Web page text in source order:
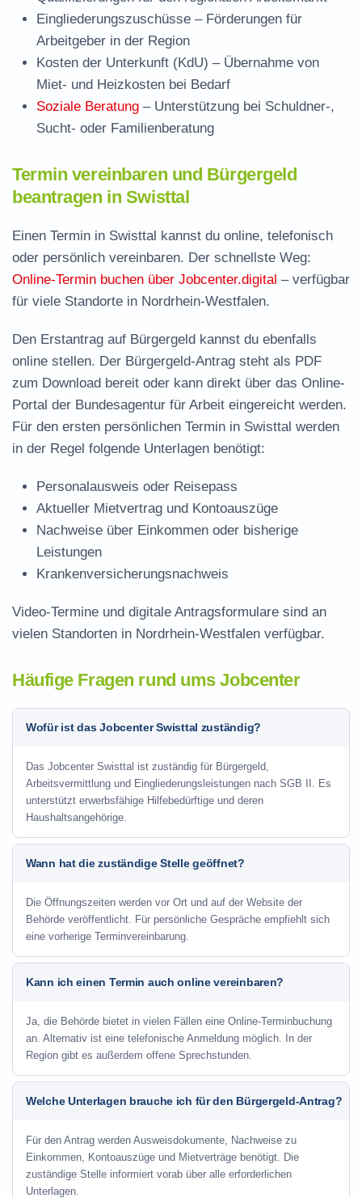
Eingliederungszuschüsse – Förderungen für
Arbeitgeber in der Region
Kosten der Unterkunft (KdU) – Übernahme von
Miet- und Heizkosten bei Bedarf
Soziale Beratung – Unterstützung bei Schuldner-,
Sucht- oder Familienberatung
Termin vereinbaren und Bürgergeld
beantragen in Swisttal
Einen Termin in Swisttal kannst du online, telefonisch
oder persönlich vereinbaren. Der schnellste Weg:
Online-Termin buchen über Jobcenter.digital – verfügbar
für viele Standorte in Nordrhein-Westfalen.
Den Erstantrag auf Bürgergeld kannst du ebenfalls
online stellen. Der Bürgergeld-Antrag steht als PDF
zum Download bereit oder kann direkt über das Online-
Portal der Bundesagentur für Arbeit eingereicht werden.
Für den ersten persönlichen Termin in Swisttal werden
in der Regel folgende Unterlagen benötigt:
Personalausweis oder Reisepass
Aktueller Mietvertrag und Kontoauszüge
Nachweise über Einkommen oder bisherige
Leistungen
Krankenversicherungsnachweis
Video-Termine und digitale Antragsformulare sind an
vielen Standorten in Nordrhein-Westfalen verfügbar.
Häufige Fragen rund ums Jobcenter
Wofür ist das Jobcenter Swisttal zuständig?
Das Jobcenter Swisttal ist zuständig für Bürgergeld,
Arbeitsvermittlung und Eingliederungsleistungen nach SGB II. Es
unterstützt erwerbsfähige Hilfebedürftige und deren
Haushaltsangehörige.
Wann hat die zuständige Stelle geöffnet?
Die Öffnungszeiten werden vor Ort und auf der Website der
Behörde veröffentlicht. Für persönliche Gespräche empfiehlt sich
eine vorherige Terminvereinbarung.
Kann ich einen Termin auch online vereinbaren?
Ja, die Behörde bietet in vielen Fällen eine Online-Terminbuchung
an. Alternativ ist eine telefonische Anmeldung möglich. In der
Region gibt es außerdem offene Sprechstunden.
Welche Unterlagen brauche ich für den Bürgergeld-Antrag?
Für den Antrag werden Ausweisdokumente, Nachweise zu
Einkommen, Kontoauszüge und Mietverträge benötigt. Die
zuständige Stelle informiert vorab über alle erforderlichen
Unterlagen.